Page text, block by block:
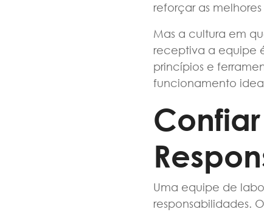
reforçar as
Mas a cultura em
receptiva a equipe
princípios e
funcionamento
Uma equipe de
responsabilidades.